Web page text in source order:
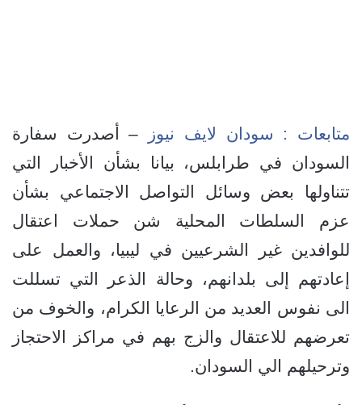
متابعات : سودان لايف نيوز
– أصدرت سفارة
السودان في طرابلس، بيانا بشأن الأخبار التي
تتناولها بعض وسائل التواصل الاجتماعي بشأن
عزم السلطات المحلية شن حملات اعتقال
للوافدين غير الشرعيين في ليبيا، والعمل على
إعادتهم إلى بلدانهم، وحالة الذعر التي تسللت
الى نفوس العديد من الرعايا الكرام، والخوف من
تعرضهم للاعتقال والزج بهم في مراكز الاحتجاز
وترحيلهم الي السودان.